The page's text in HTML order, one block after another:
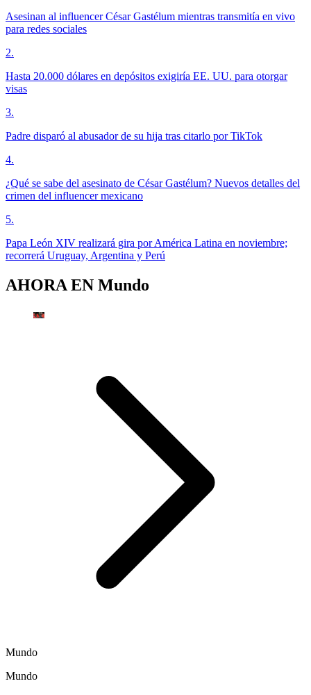
Asesinan al influencer César Gastélum mientras transmitía en vivo
para redes sociales
2.
Hasta 20.000 dólares en depósitos exigiría EE. UU. para otorgar
visas
3.
Padre disparó al abusador de su hija tras citarlo por TikTok
4.
¿Qué se sabe del asesinato de César Gastélum? Nuevos detalles del
crimen del influencer mexicano
5.
Papa León XIV realizará gira por América Latina en noviembre;
recorrerá Uruguay, Argentina y Perú
AHORA EN Mundo
Mundo
Mundo